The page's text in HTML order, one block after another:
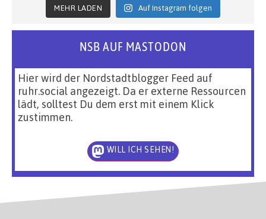
MEHR LADEN Auf Instagram folgen
NSB AUF MASTODON
Hier wird der Nordstadtblogger Feed auf
ruhr.social angezeigt. Da er externe Ressourcen
lädt, solltest Du dem erst mit einem Klick
zustimmen.
WILL ICH SEHEN!